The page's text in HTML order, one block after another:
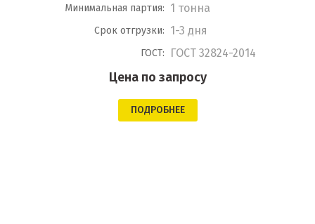
Минимальная партия: 1 тонна
Срок отгрузки: 1-3 дня
ГОСТ: ГОСТ 32824-2014
Цена по запросу
ПОДРОБНЕЕ